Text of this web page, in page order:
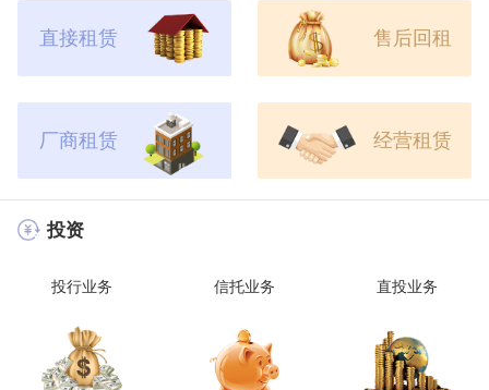
直接租赁 售后回租
厂商租赁 经营租赁
投资
投行业务 信托业务 直投业务